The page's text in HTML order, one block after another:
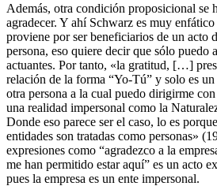
Además, otra condición proposicional se
agradecer. Y ahí Schwarz es muy
proviene por ser beneficiarios de un acto
persona, eso quiere decir que sólo puedo
actuantes. Por tanto, «la gratitud, […]
relación de la forma “Yo-Tú” y solo es
otra persona a la cual puedo dirigirme
una realidad impersonal como la
Donde eso parece ser el caso, lo es
entidades son tratadas como personas»
expresiones como “agradezco a la
me han permitido estar aquí” es un acto
pues la empresa es un ente impersonal.